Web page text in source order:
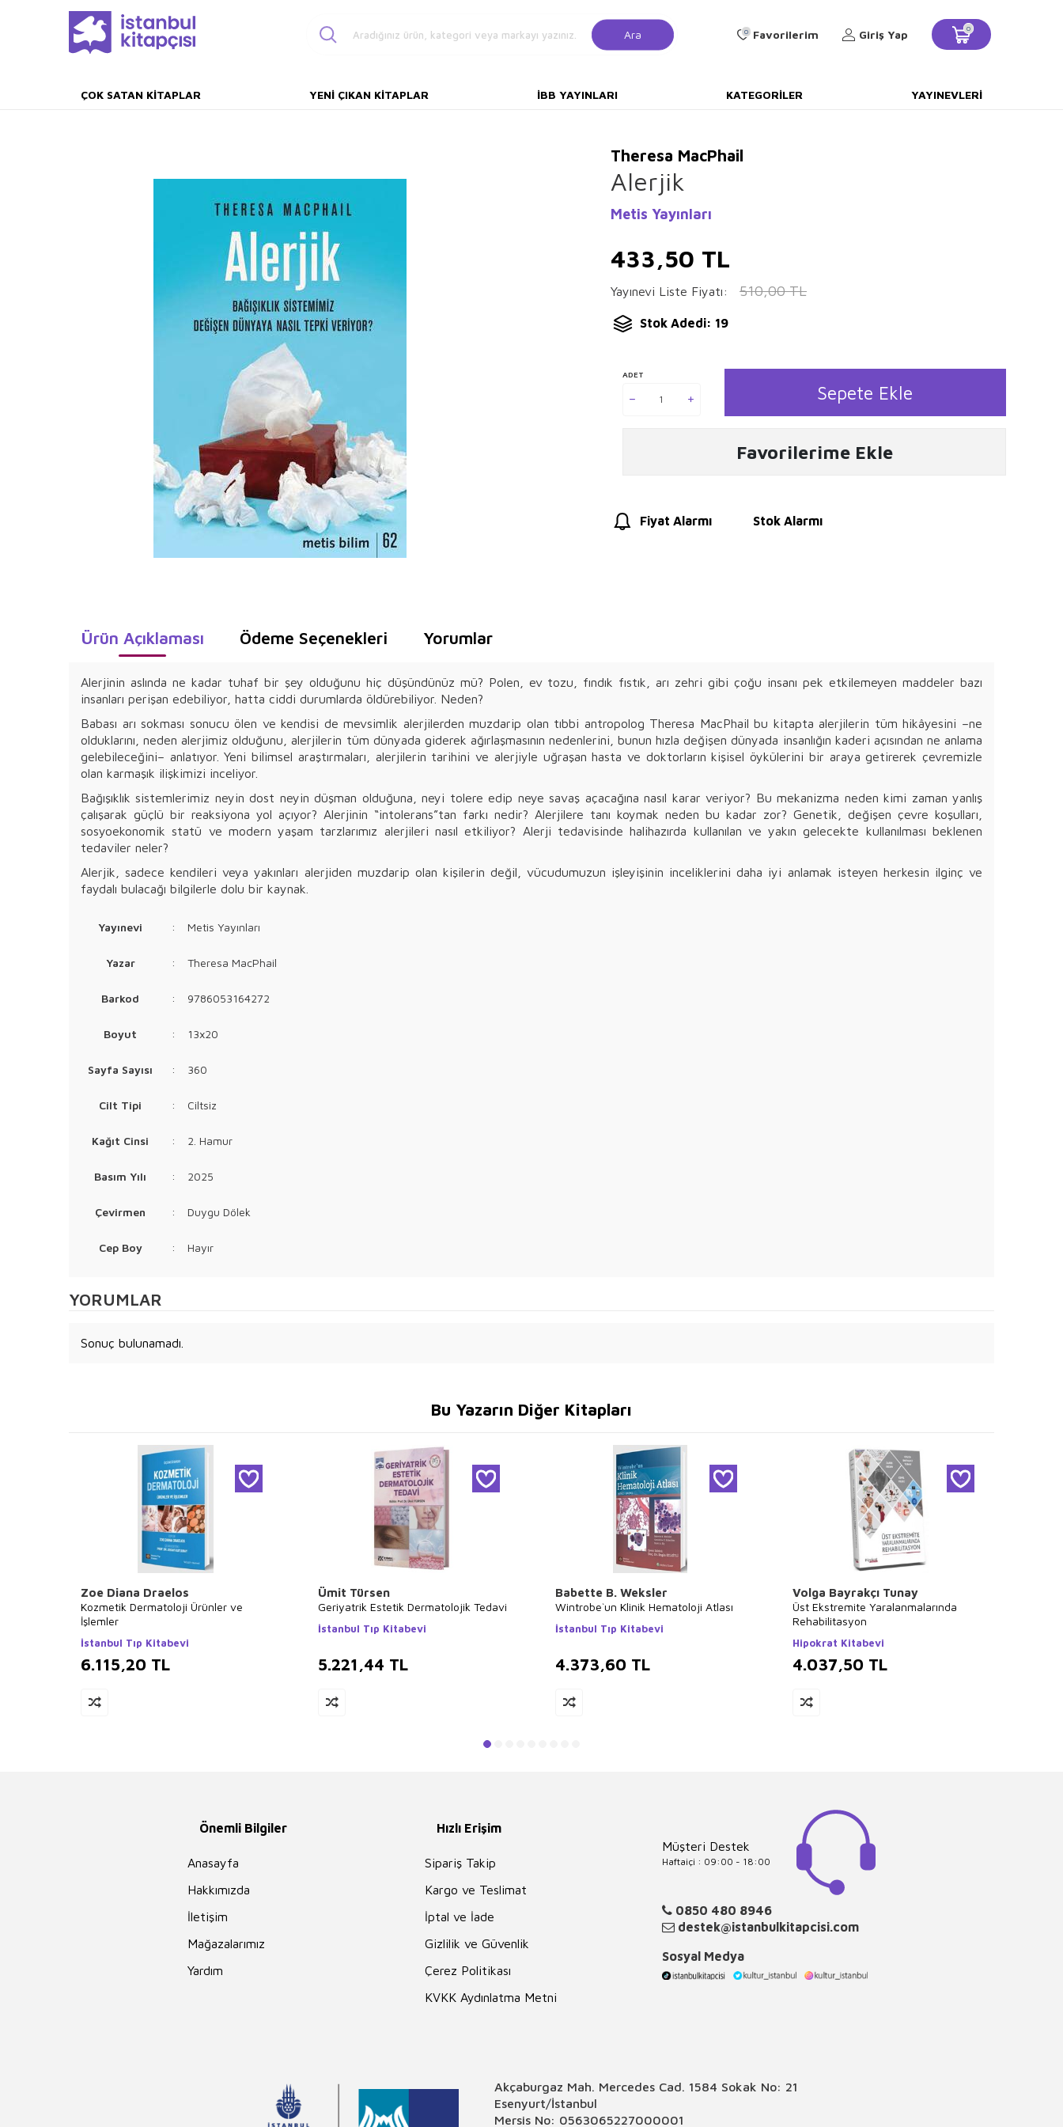
Ara 0 Favorilerim Giriş Yap 0
ÇOK SATAN KITAPLAR YENI ÇIKAN KITAPLAR İBB YAYINLARI KATEGORILER YAYINEVLERI
Theresa MacPhail
Alerjik
Metis Yayınları
433,50 TL
Yayınevi Liste Fiyatı: 510,00TL
Stok Adedi: 19
ADET
Sepete Ekle
Favorilerime Ekle
Fiyat Alarmı Stok Alarmı
Ürün Açıklaması Ödeme Seçenekleri Yorumlar
Alerjinin aslında ne kadar tuhaf bir şey olduğunu hiç düşündünüz mü? Polen, ev tozu, fındık fıstık, arı zehri gibi çoğu insanı pek etkilemeyen maddeler bazı
insanları perişan edebiliyor, hatta ciddi durumlarda öldürebiliyor. Neden?
Babası arı sokması sonucu ölen ve kendisi de mevsimlik alerjilerden muzdarip olan tıbbi antropolog Theresa MacPhail bu kitapta alerjilerin tüm hikâyesini –ne
olduklarını, neden alerjimiz olduğunu, alerjilerin tüm dünyada giderek ağırlaşmasının nedenlerini, bunun hızla değişen dünyada insanlığın kaderi açısından ne anlama
gelebileceğini– anlatıyor. Yeni bilimsel araştırmaları, alerjilerin tarihini ve alerjiyle uğraşan hasta ve doktorların kişisel öykülerini bir araya getirerek çevremizle
olan karmaşık ilişkimizi inceliyor.
Bağışıklık sistemlerimiz neyin dost neyin düşman olduğuna, neyi tolere edip neye savaş açacağına nasıl karar veriyor? Bu mekanizma neden kimi zaman yanlış
çalışarak güçlü bir reaksiyona yol açıyor? Alerjinin “intolerans”tan farkı nedir? Alerjilere tanı koymak neden bu kadar zor? Genetik, değişen çevre koşulları,
sosyoekonomik statü ve modern yaşam tarzlarımız alerjileri nasıl etkiliyor? Alerji tedavisinde halihazırda kullanılan ve yakın gelecekte kullanılması beklenen
tedaviler neler?
Alerjik, sadece kendileri veya yakınları alerjiden muzdarip olan kişilerin değil, vücudumuzun işleyişinin inceliklerini daha iyi anlamak isteyen herkesin ilginç ve
faydalı bulacağı bilgilerle dolu bir kaynak.
Yayınevi : Metis Yayınları
Yazar : Theresa MacPhail
Barkod : 9786053164272
Boyut : 13x20
Sayfa Sayısı : 360
Cilt Tipi : Ciltsiz
Kağıt Cinsi : 2. Hamur
Basım Yılı : 2025
Çevirmen : Duygu Dölek
Cep Boy : Hayır
YORUMLAR
Sonuç bulunamadı.
Bu Yazarın Diğer Kitapları
Zoe Diana Draelos
Kozmetik Dermatoloji Ürünler ve
İşlemler
İstanbul Tıp Kitabevi
6.115,20 TL
Ümit Türsen
Geriyatrik Estetik Dermatolojik Tedavi
İstanbul Tıp Kitabevi
5.221,44 TL
Babette B. Weksler
Wintrobe`un Klinik Hematoloji Atlası
İstanbul Tıp Kitabevi
4.373,60 TL
Volga Bayrakçı Tunay
Üst Ekstremite Yaralanmalarında
Rehabilitasyon
Hipokrat Kitabevi
4.037,50 TL
Önemli Bilgiler
Anasayfa
Hakkımızda
İletişim
Mağazalarımız
Yardım
Hızlı Erişim
Sipariş Takip
Kargo ve Teslimat
İptal ve İade
Gizlilik ve Güvenlik
Çerez Politikası
KVKK Aydınlatma Metni
Müşteri Destek
Haftaiçi : 09:00 - 18:00
0850 480 8946
destek@istanbulkitapcisi.com
Sosyal Medya
Akçaburgaz Mah. Mercedes Cad. 1584 Sokak No: 21
Esenyurt/İstanbul
Mersis No: 0563065227000001